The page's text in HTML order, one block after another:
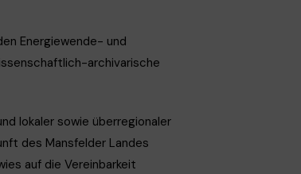
Energiewende- und
archivarische
lokaler sowie überregionaler
des Mansfelder Landes
auf die Vereinbarkeit